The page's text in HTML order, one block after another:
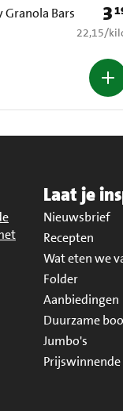
Granola Bars
3
€ 22,15
22,15/
Laat je
Nieuwsbrief
Recepten
Wat eten we
Folder
Aanbiedingen
Duurzame
Jumbo's